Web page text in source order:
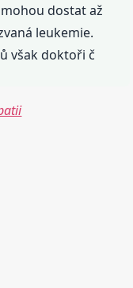
dostat až
leukemie.
však doktoři č